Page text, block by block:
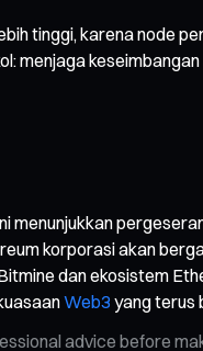
tinggi, karena node
menjaga
menunjukkan
korporasi akan
dan ekosistem
Web3 yang terus
advice before